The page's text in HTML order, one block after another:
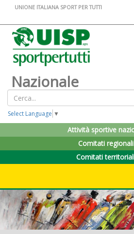
UNIONE ITALIANA SPORT PER TUTTI
Nazionale
Select Language ▼
Attività sportive
Comitati regionali
Comitati